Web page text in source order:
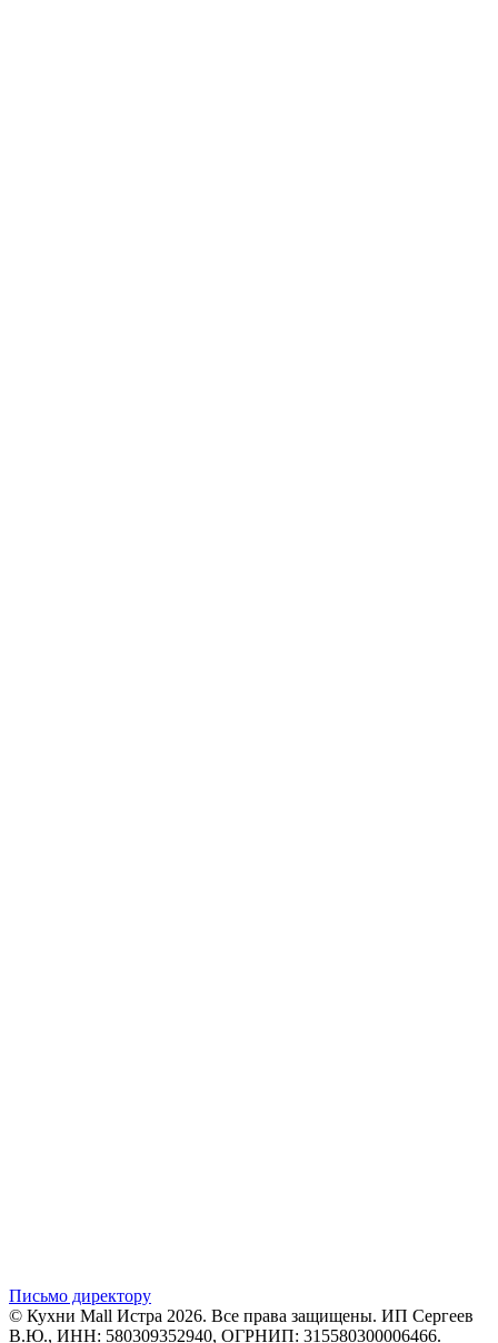
Письмо директору
© Кухни Mall Истра 2026. Все права защищены. ИП Сергеев
В.Ю., ИНН: 580309352940, ОГРНИП: 315580300006466.